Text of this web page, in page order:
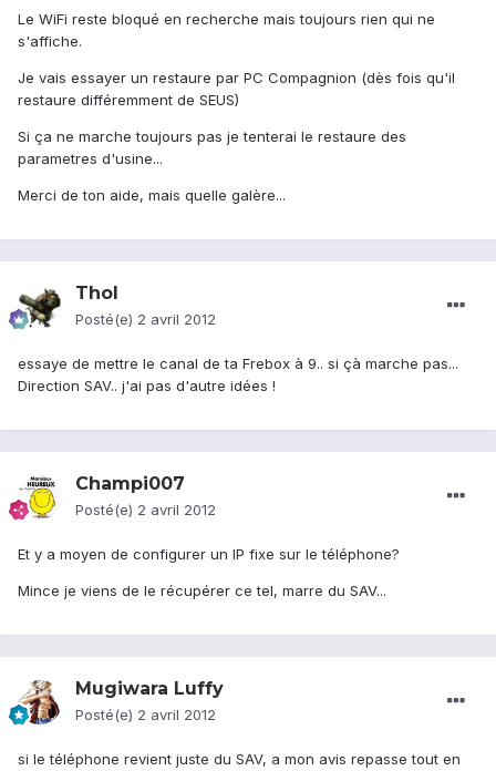
Le WiFi reste bloqué en recherche mais toujours rien qui ne
s'affiche.
Je vais essayer un restaure par PC Compagnion (dès fois qu'il
restaure différemment de SEUS)
Si ça ne marche toujours pas je tenterai le restaure des
parametres d'usine...
Merci de ton aide, mais quelle galère...
Thol
Posté(e) 2 avril 2012
essaye de mettre le canal de ta Frebox à 9.. si çà marche pas...
Direction SAV.. j'ai pas d'autre idées !
Champi007
Posté(e) 2 avril 2012
Et y a moyen de configurer un IP fixe sur le téléphone?
Mince je viens de le récupérer ce tel, marre du SAV...
Mugiwara Luffy
Posté(e) 2 avril 2012
si le téléphone revient juste du SAV, a mon avis repasse tout en